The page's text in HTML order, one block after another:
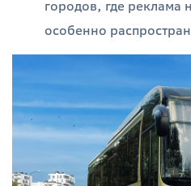
городов, где реклама
особенно